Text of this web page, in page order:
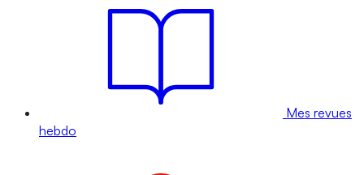
Mes revues
hebdo